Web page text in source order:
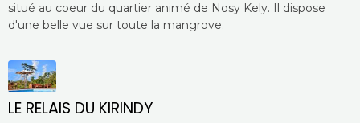
situé au coeur du quartier animé de Nosy Kely. Il dispose
d'une belle vue sur toute la mangrove.
LE RELAIS DU KIRINDY